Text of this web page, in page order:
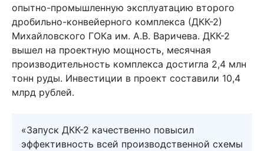
опытно-промышленную эксплуатацию второго
дробильно-конвейерного комплекса (ДКК-2)
Михайловского ГОКа им. А.В. Варичева. ДКК-2
вышел на проектную мощность, месячная
производительность комплекса достигла 2,4 млн
тонн руды. Инвестиции в проект составили 10,4
млрд рублей.
«Запуск ДКК-2 качественно повысил
эффективность всей производственной схемы